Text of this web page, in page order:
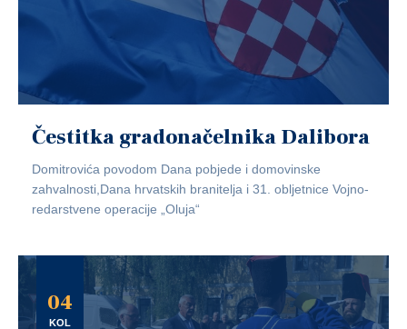
Čestitka gradonačelnika Dalibora
Domitrovića povodom Dana pobjede i domovinske
zahvalnosti,Dana hrvatskih branitelja i 31. obljetnice Vojno-
redarstvene operacije „Oluja“
04
KOL